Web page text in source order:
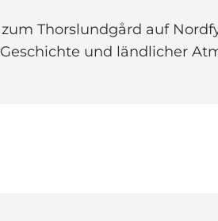
Thorslundgård auf
und ländlicher